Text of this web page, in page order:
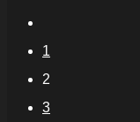
1
2
3